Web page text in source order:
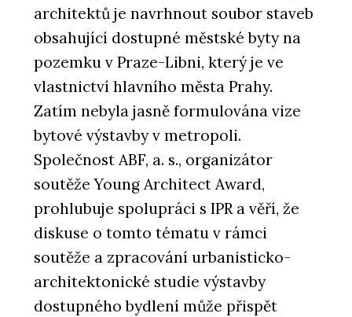
architektů je navrhnout soubor staveb
obsahující dostupné městské byty na
pozemku v Praze-Libni, který je ve
vlastnictví hlavního města Prahy.
Zatím nebyla jasně formulována vize
bytové výstavby v metropoli.
Společnost ABF, a. s., organizátor
soutěže Young Architect Award,
prohlubuje spolupráci s IPR a věří, že
diskuse o tomto tématu v rámci
soutěže a zpracování urbanisticko-
architektonické studie výstavby
dostupného bydlení může přispět